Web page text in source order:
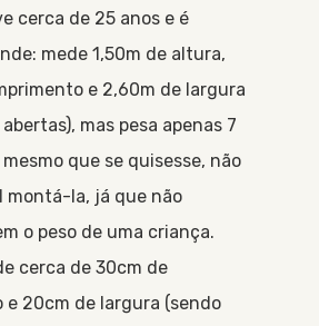
cerca de 25 anos e é
mede 1,50m de altura,
e 2,60m de largura
mas pesa apenas 7
que se quisesse, não
montá-la, já que não
o peso de uma criança.
cerca de 30cm de
e 20cm de largura (sendo